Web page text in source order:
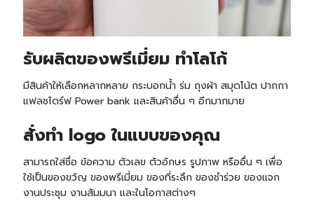
รับผลิตของพรีเมี่ยม ทำโลโก้
มีสินค้าให้เลือกหลากหลาย กระบอกน้ำ ร่ม ถุงผ้า สมุดโน้ต ปากกา
แฟลชไดร์ฟ Power bank และสินค้าอื่น ๆ อีกมากมาย
สั่งทำ logo ในแบบของคุณ
สามารถใส่ชื่อ ข้อความ ตัวเลข ตัวอักษร รูปภาพ หรืออื่น ๆ เพื่อ
ใช้เป็นของขวัญ ของพรีเมี่ยม ของที่ระลึก ของชำร่วย ของแจก
งานประชุม งานสัมมนา และในโอกาสต่างๆ